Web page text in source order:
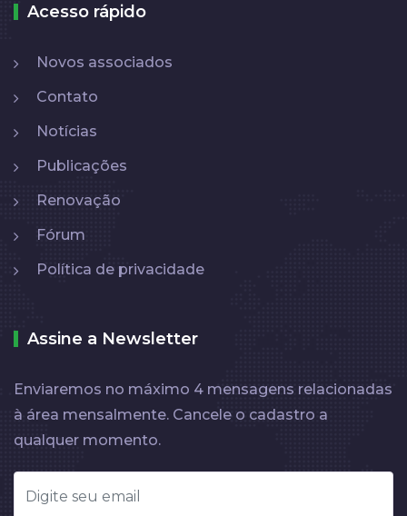
Acesso rápido
Novos associados
Contato
Notícias
Publicações
Renovação
Fórum
Política de privacidade
Assine a Newsletter
Enviaremos no máximo 4 mensagens relacionadas
à área mensalmente. Cancele o cadastro a
qualquer momento.